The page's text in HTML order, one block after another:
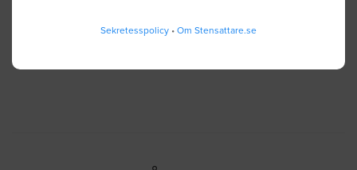
Sekretesspolicy • Om Stensattare.se
SKICKA IN